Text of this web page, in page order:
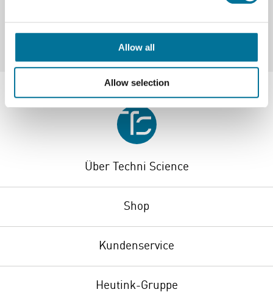
Allow all
Allow selection
Über Techni Science
Shop
Kundenservice
Heutink-Gruppe